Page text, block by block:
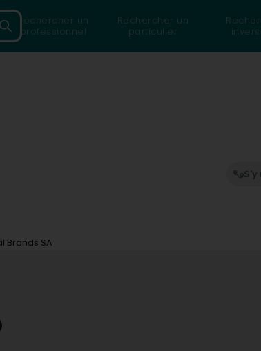
Rechercher un
professionnel
Rechercher un
particulier
Brands SA